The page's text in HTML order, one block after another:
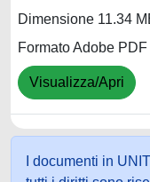
Dimensione 11.34
Formato Adobe PDF
Visualizza/Apri
I documenti in